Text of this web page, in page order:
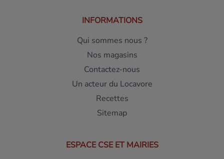
INFORMATIONS
Qui sommes nous ?
Nos magasins
Contactez-nous
Un acteur du Locavore
Recettes
Sitemap
ESPACE CSE ET MAIRIES